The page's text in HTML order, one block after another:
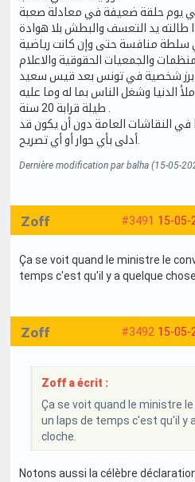
في يوم حلقة ضعيفة في معادلة صعبة
والجمعيات الحقوقية والاعلام
الدنيا وشغل الناس بما له وما عليه
النقاشات العامة دون أن يكون قد
Dernière modification par balha (15-05-
#3491 15-05-
Zoff
Ça se voit quand le ministre le
temps c'est qu'il y a quelque
#3492 15-05-
Zoff
Zoff a écrit :
Ça se voit quand le ministre
un laps de temps c'est qu'il y
cloche.
Notons aussi la célèbre